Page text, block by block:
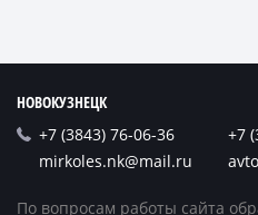
НОВОКУЗНЕЦК
+7 (3843) 76-06-36
+7
mirkoles.nk@mail.ru
По вопросам работы сайта